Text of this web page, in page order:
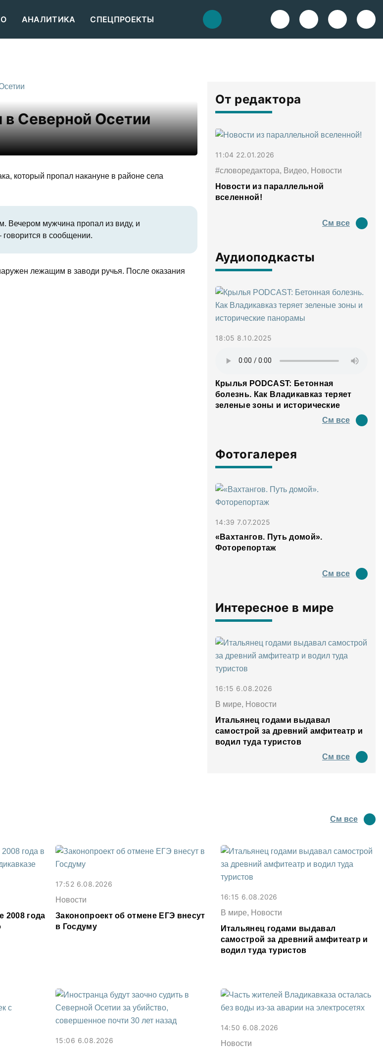
АНАЛИТИКА СПЕЦПРОЕКТЫ
Северной Осетии
который пропал накануне в районе села
Вечером мужчина пропал из виду, и
в сообщении.
лежащим в заводи ручья. После оказания
От редактора
11:04 22.01.2026
#словоредактора, Видео, Новости
Новости из параллельной
вселенной!
См все
Аудиоподкасты
18:05 8.10.2025
Крылья PODCAST: Бетонная
болезнь. Как Владикавказ теряет
зеленые зоны и исторические
См все
Фотогалерея
14:39 7.07.2025
«Вахтангов. Путь домой».
Фоторепортаж
См все
Интересное в мире
16:15 6.08.2026
В мире, Новости
Итальянец годами выдавал
самострой за древний амфитеатр и
водил туда туристов
См все
См все
2008 года
17:52 6.08.2026
Новости
Законопроект об отмене ЕГЭ внесут
в Госдуму
16:15 6.08.2026
В мире, Новости
Итальянец годами выдавал
самострой за древний амфитеатр и
водил туда туристов
15:06 6.08.2026
14:50 6.08.2026
Новости